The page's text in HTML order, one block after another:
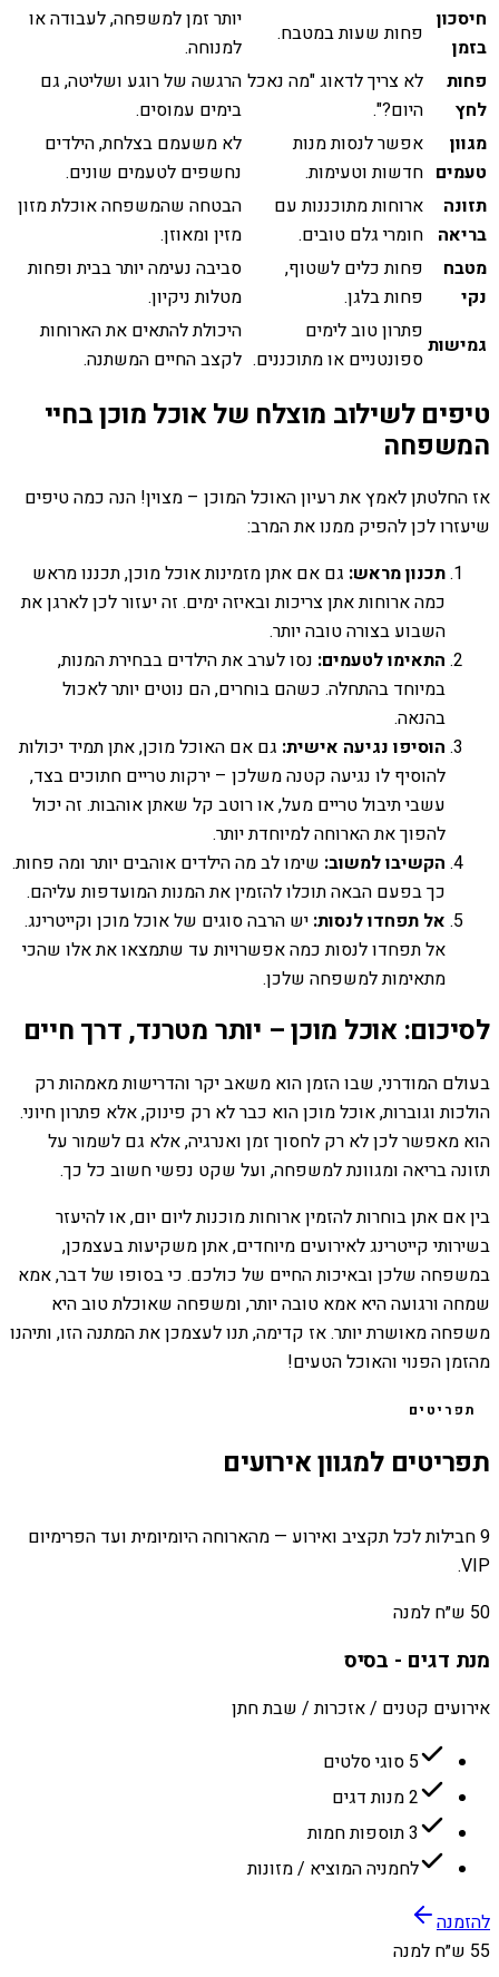
חיסכון
בזמן
פחות שעות במטבח.
יותר זמן למשפחה, לעבודה או
למנוחה.
פחות
לחץ
לא צריך לדאוג "מה נאכל
היום?".
הרגשה של רוגע ושליטה, גם
בימים עמוסים.
מגוון
טעמים
אפשר לנסות מנות
חדשות וטעימות.
לא משעמם בצלחת, הילדים
נחשפים לטעמים שונים.
תזונה
בריאה
ארוחות מתוכננות עם
חומרי גלם טובים.
הבטחה שהמשפחה אוכלת מזון
מזין ומאוזן.
מטבח
נקי
פחות כלים לשטוף,
פחות בלגן.
סביבה נעימה יותר בבית ופחות
מטלות ניקיון.
גמישות
פתרון טוב לימים
ספונטניים או מתוכננים.
היכולת להתאים את הארוחות
לקצב החיים המשתנה.
טיפים לשילוב מוצלח של אוכל מוכן בחיי
המשפחה
אז החלטתן לאמץ את רעיון האוכל המוכן – מצוין! הנה כמה טיפים
שיעזרו לכן להפיק ממנו את המרב:
תכנון מראש: גם אם אתן מזמינות אוכל מוכן, תכננו מראש
כמה ארוחות אתן צריכות ובאיזה ימים. זה יעזור לכן לארגן את
השבוע בצורה טובה יותר.
התאימו לטעמים: נסו לערב את הילדים בבחירת המנות,
במיוחד בהתחלה. כשהם בוחרים, הם נוטים יותר לאכול
בהנאה.
הוסיפו נגיעה אישית: גם אם האוכל מוכן, אתן תמיד יכולות
להוסיף לו נגיעה קטנה משלכן – ירקות טריים חתוכים בצד,
עשבי תיבול טריים מעל, או רוטב קל שאתן אוהבות. זה יכול
להפוך את הארוחה למיוחדת יותר.
הקשיבו למשוב: שימו לב מה הילדים אוהבים יותר ומה פחות.
כך בפעם הבאה תוכלו להזמין את המנות המועדפות עליהם.
אל תפחדו לנסות: יש הרבה סוגים של אוכל מוכן וקייטרינג.
אל תפחדו לנסות כמה אפשרויות עד שתמצאו את אלו שהכי
מתאימות למשפחה שלכן.
לסיכום: אוכל מוכן – יותר מטרנד, דרך חיים
בעולם המודרני, שבו הזמן הוא משאב יקר והדרישות מאמהות רק
הולכות וגוברות, אוכל מוכן הוא כבר לא רק פינוק, אלא פתרון חיוני.
הוא מאפשר לכן לא רק לחסוך זמן ואנרגיה, אלא גם לשמור על
תזונה בריאה ומגוונת למשפחה, ועל שקט נפשי חשוב כל כך.
בין אם אתן בוחרות להזמין ארוחות מוכנות ליום יום, או להיעזר
בשירותי קייטרינג לאירועים מיוחדים, אתן משקיעות בעצמכן,
במשפחה שלכן ובאיכות החיים של כולכם. כי בסופו של דבר, אמא
שמחה ורגועה היא אמא טובה יותר, ומשפחה שאוכלת טוב היא
משפחה מאושרת יותר. אז קדימה, תנו לעצמכן את המתנה הזו, ותיהנו
מהזמן הפנוי והאוכל הטעים!
תפריטים
תפריטים למגוון אירועים
9 חבילות לכל תקציב ואירוע — מהארוחה היומיומית ועד הפרימיום
VIP.
50 ש״ח למנה
מנת דגים - בסיס
אירועים קטנים / אזכרות / שבת חתן
5 סוגי סלטים
2 מנות דגים
3 תוספות חמות
לחמניה המוציא / מזונות
להזמנה
55 ש״ח למנה